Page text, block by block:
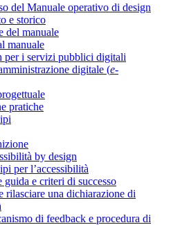
del Manuale operativo di design
e storico
del manuale
manuale
per i servizi pubblici digitali
digitale (e-
pratiche
by design
per l’accessibilità
guida e criteri di successo
rilasciare una dichiarazione di
di feedback e procedura di